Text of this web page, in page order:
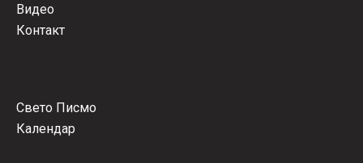
Видео
Контакт
Свето Писмо
Календар